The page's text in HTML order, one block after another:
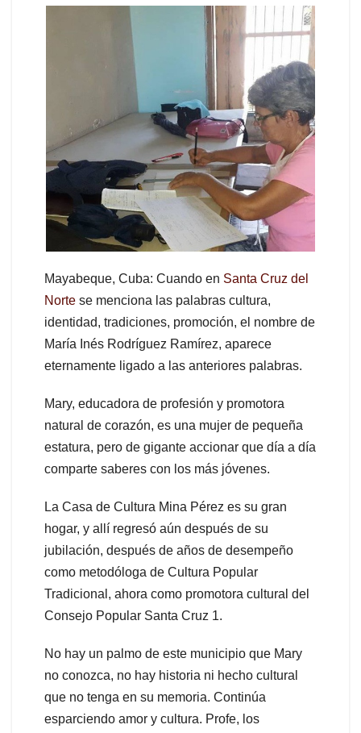
Mayabeque, Cuba: Cuando en Santa Cruz del
Norte se menciona las palabras cultura,
identidad, tradiciones, promoción, el nombre de
María Inés Rodríguez Ramírez, aparece
eternamente ligado a las anteriores palabras.
Mary, educadora de profesión y promotora
natural de corazón, es una mujer de pequeña
estatura, pero de gigante accionar que día a día
comparte saberes con los más jóvenes.
La Casa de Cultura Mina Pérez es su gran
hogar, y allí regresó aún después de su
jubilación, después de años de desempeño
como metodóloga de Cultura Popular
Tradicional, ahora como promotora cultural del
Consejo Popular Santa Cruz 1.
No hay un palmo de este municipio que Mary
no conozca, no hay historia ni hecho cultural
que no tenga en su memoria. Continúa
esparciendo amor y cultura. Profe, los